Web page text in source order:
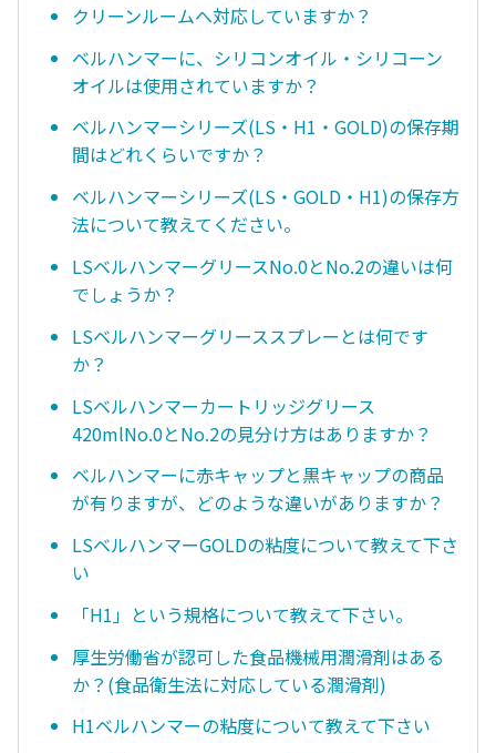
クリーンルームへ対応していますか？
ベルハンマーに、シリコンオイル・シリコーン
オイルは使用されていますか？
ベルハンマーシリーズ(LS・H1・GOLD)の保存期
間はどれくらいですか？
ベルハンマーシリーズ(LS・GOLD・H1)の保存方
法について教えてください。
LSベルハンマーグリースNo.0とNo.2の違いは何
でしょうか？
LSベルハンマーグリーススプレーとは何です
か？
LSベルハンマーカートリッジグリース
420mlNo.0とNo.2の見分け方はありますか？
ベルハンマーに赤キャップと黒キャップの商品
が有りますが、どのような違いがありますか？
LSベルハンマーGOLDの粘度について教えて下さ
い
「H1」という規格について教えて下さい。
厚生労働省が認可した食品機械用潤滑剤はある
か？(食品衛生法に対応している潤滑剤)
H1ベルハンマーの粘度について教えて下さい